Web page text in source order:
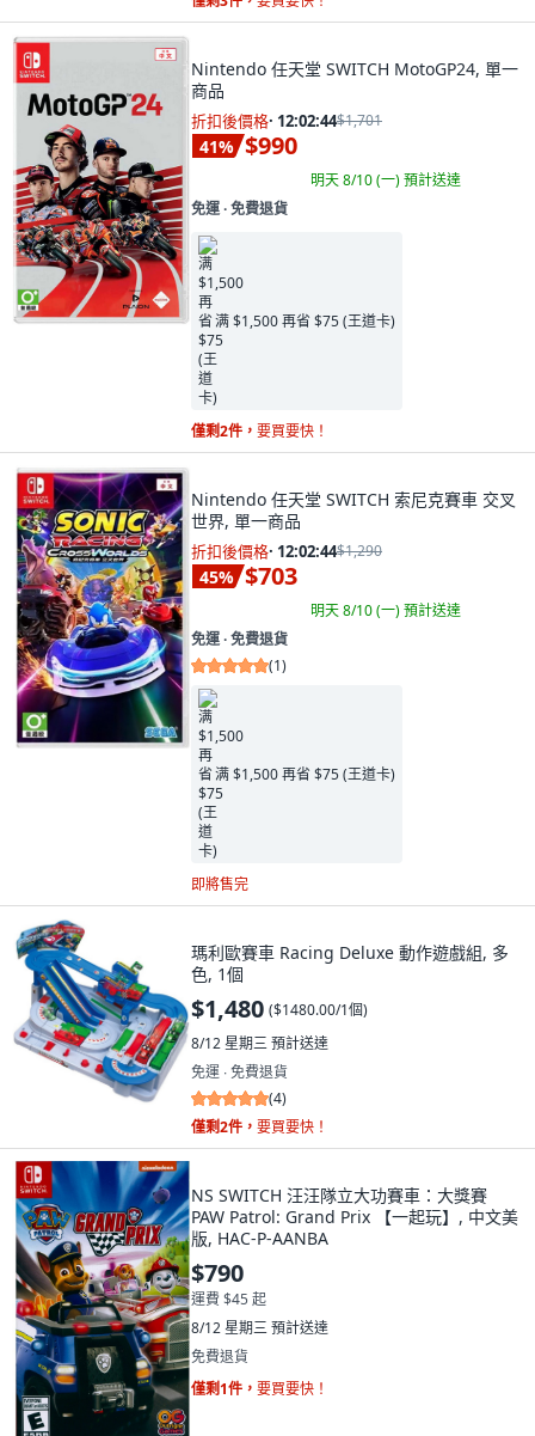
Nintendo 任天堂 SWITCH MotoGP24, 單一
商品
折扣後價格· 12:02:43$1,701
41% $990
明天 8/10 (一)預計送達
免運 ∙ 免費退貨
满 $1,500 再省 $75 (王道卡)
僅剩2件， 要買要快！
Nintendo 任天堂 SWITCH 索尼克賽車 交叉
世界, 單一商品
折扣後價格· 12:02:43$1,290
45% $703
明天 8/10 (一)預計送達
免運 ∙ 免費退貨
(1)
满 $1,500 再省 $75 (王道卡)
即將售完
瑪利歐賽車 Racing Deluxe 動作遊戲組, 多
色, 1個
$1,480 ($1480.00/1個)
8/12 星期三預計送達
免運 ∙ 免費退貨
(4)
僅剩2件， 要買要快！
NS SWITCH 汪汪隊立大功賽車：大獎賽
PAW Patrol: Grand Prix 【一起玩】, 中文美
版, HAC-P-AANBA
$790
運費 $45 起
8/12 星期三預計送達
免費退貨
僅剩1件， 要買要快！